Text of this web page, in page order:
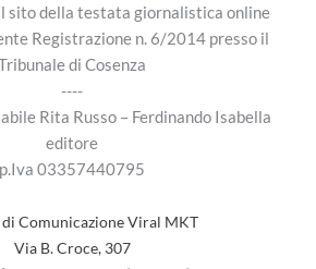
sito della testata giornalistica online
Registrazione n. 6/2014 presso il
di Cosenza
----
Rita Russo – Ferdinando Isabella
editore
p.Iva 03357440795
di Comunicazione Viral MKT
Via B. Croce, 307